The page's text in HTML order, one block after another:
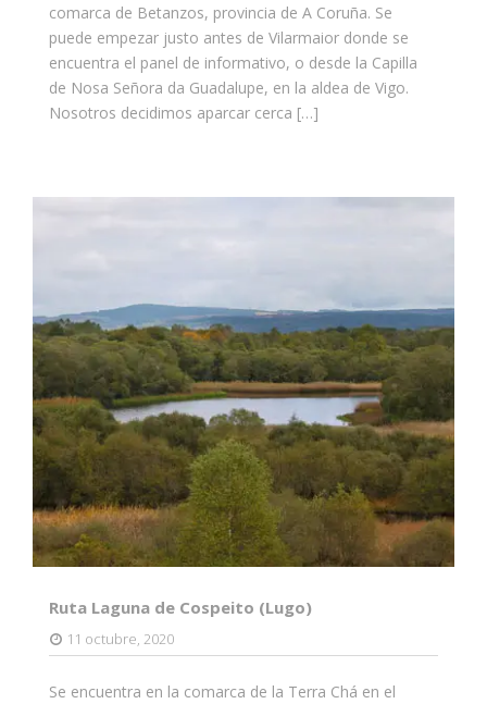
comarca de Betanzos, provincia de A Coruña. Se
puede empezar justo antes de Vilarmaior donde se
encuentra el panel de informativo, o desde la Capilla
de Nosa Señora da Guadalupe, en la aldea de Vigo.
Nosotros decidimos aparcar cerca […]
Ruta Laguna de Cospeito (Lugo)
11 octubre, 2020
Se encuentra en la comarca de la Terra Chá en el